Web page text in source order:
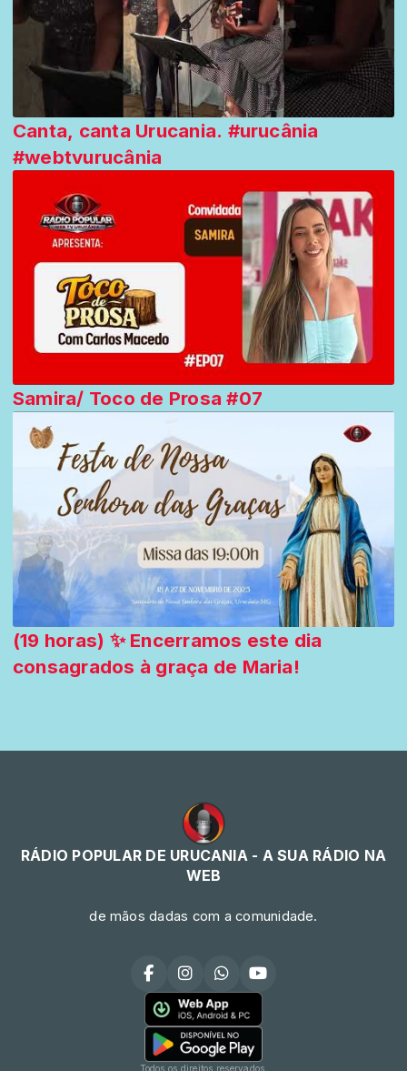
Canta, canta Urucania. #urucânia
#webtvurucânia
Samira/ Toco de Prosa #07
(19 horas) ✨ Encerramos este dia
consagrados à graça de Maria!
RÁDIO POPULAR DE URUCANIA - A SUA RÁDIO NA
WEB
de mãos dadas com a comunidade.
Todos os direitos reservados.